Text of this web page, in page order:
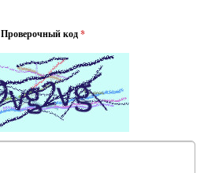
Проверочный код*